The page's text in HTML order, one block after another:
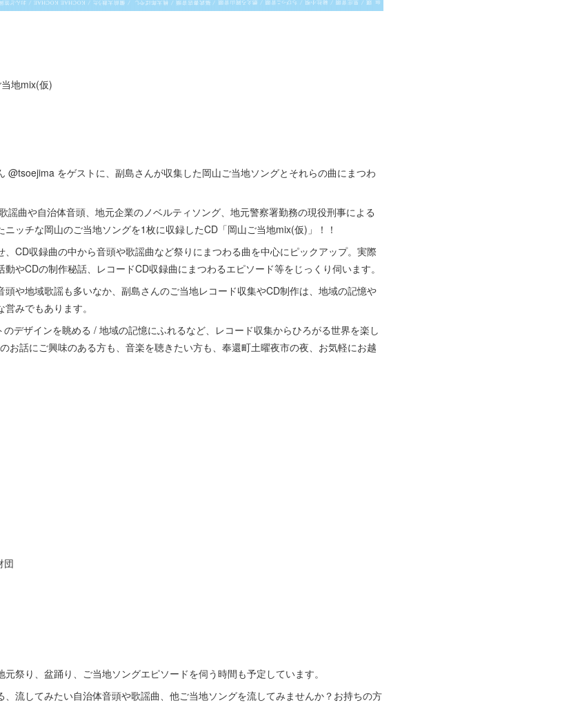
地mix(仮)
@tsoejima をゲストに、副島さんが収集した岡山ご当地ソングとそれらの曲にまつわ
謡曲や自治体音頭、地元企業のノベルティソング、地元警察署勤務の現役刑事による
ッチな岡山のご当地ソングを1枚に収録したCD「岡山ご当地mix(仮)」！！
CD収録曲の中から音頭や歌謡曲など祭りにまつわる曲を中心にピックアップ。実際
やCDの制作秘話、レコードCD収録曲にまつわるエピソード等をじっくり伺います。
や地域歌謡も多いなか、副島さんのご当地レコード収集やCD制作は、地域の記憶や
みでもあります。
デザインを眺める / 地域の記憶にふれるなど、レコード収集からひろがる世界を楽し
お話にご興味のある方も、音楽を聴きたい方も、奉還町土曜夜市の夜、お気軽にお越
団
祭り、盆踊り、ご当地ソングエピソードを伺う時間も予定しています。
流してみたい自治体音頭や歌謡曲、他ご当地ソングを流してみませんか？お持ちの方